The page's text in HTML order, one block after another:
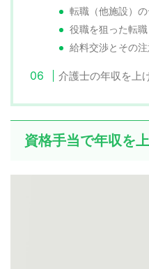
転職（他施設）
役職を狙った転職
給料交渉とその
介護士の年収を上
資格手当で年収を